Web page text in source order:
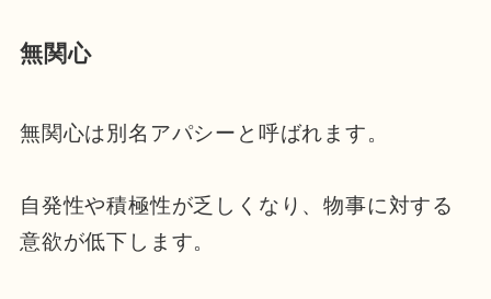
無関心
無関心は別名アパシーと呼ばれます。
自発性や積極性が乏しくなり、物事に対する
意欲が低下します。